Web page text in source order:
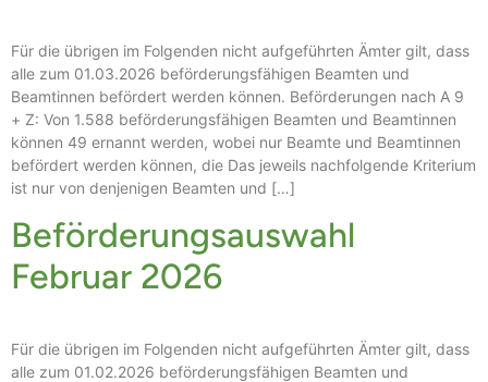
Für die übrigen im Folgenden nicht aufgeführten Ämter gilt, dass
alle zum 01.03.2026 beförderungsfähigen Beamten und
Beamtinnen befördert werden können. Beförderungen nach A 9
+ Z: Von 1.588 beförderungsfähigen Beamten und Beamtinnen
können 49 ernannt werden, wobei nur Beamte und Beamtinnen
befördert werden können, die Das jeweils nachfolgende Kriterium
ist nur von denjenigen Beamten und […]
Beförderungsauswahl
Februar 2026
Für die übrigen im Folgenden nicht aufgeführten Ämter gilt, dass
alle zum 01.02.2026 beförderungsfähigen Beamten und